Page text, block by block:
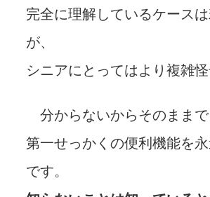
完全に理解しているケース
が、
シニアにとってはより複雑
分からないからそのままで
第一せっかくの便利機能を
です。